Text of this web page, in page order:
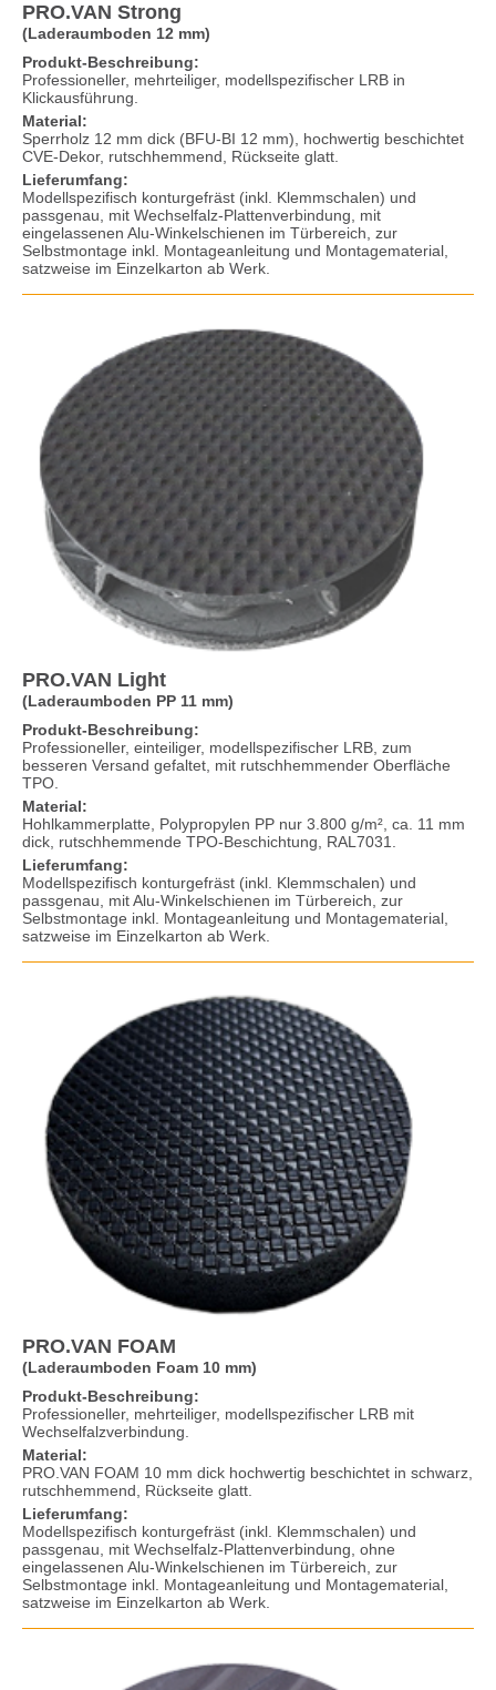
PRO.VAN Strong
(Laderaumboden 12 mm)
Produkt-Beschreibung:
Professioneller, mehrteiliger, modellspezifischer LRB in
Klickausführung.
Material:
Sperrholz 12 mm dick (BFU-BI 12 mm), hochwertig beschichtet
CVE-Dekor, rutschhemmend, Rückseite glatt.
Lieferumfang:
Modellspezifisch konturgefräst (inkl. Klemmschalen) und
passgenau, mit Wechselfalz-Plattenverbindung, mit
eingelassenen Alu-Winkelschienen im Türbereich, zur
Selbstmontage inkl. Montageanleitung und Montagematerial,
satzweise im Einzelkarton ab Werk.
PRO.VAN Light
(Laderaumboden PP 11 mm)
Produkt-Beschreibung:
Professioneller, einteiliger, modellspezifischer LRB, zum
besseren Versand gefaltet, mit rutschhemmender Oberfläche
TPO.
Material:
Hohlkammerplatte, Polypropylen PP nur 3.800 g/m², ca. 11 mm
dick, rutschhemmende TPO-Beschichtung, RAL7031.
Lieferumfang:
Modellspezifisch konturgefräst (inkl. Klemmschalen) und
passgenau, mit Alu-Winkelschienen im Türbereich, zur
Selbstmontage inkl. Montageanleitung und Montagematerial,
satzweise im Einzelkarton ab Werk.
PRO.VAN FOAM
(Laderaumboden Foam 10 mm)
Produkt-Beschreibung:
Professioneller, mehrteiliger, modellspezifischer LRB mit
Wechselfalzverbindung.
Material:
PRO.VAN FOAM 10 mm dick hochwertig beschichtet in schwarz,
rutschhemmend, Rückseite glatt.
Lieferumfang:
Modellspezifisch konturgefräst (inkl. Klemmschalen) und
passgenau, mit Wechselfalz-Plattenverbindung, ohne
eingelassenen Alu-Winkelschienen im Türbereich, zur
Selbstmontage inkl. Montageanleitung und Montagematerial,
satzweise im Einzelkarton ab Werk.